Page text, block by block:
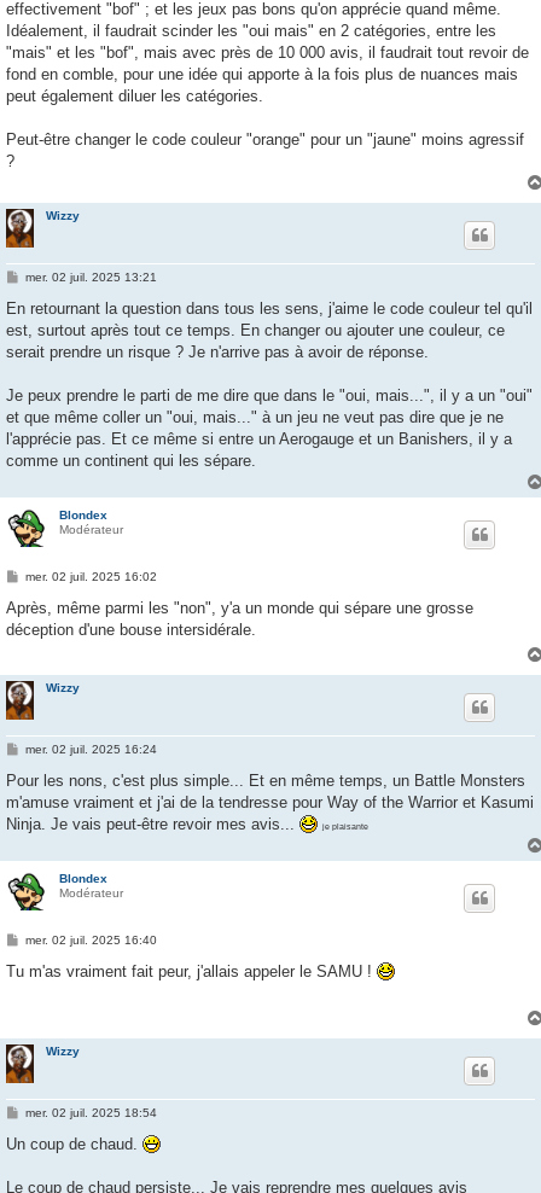
effectivement "bof" ; et les jeux pas bons qu'on apprécie quand même.
Idéalement, il faudrait scinder les "oui mais" en 2 catégories, entre les
"mais" et les "bof", mais avec près de 10 000 avis, il faudrait tout revoir de
fond en comble, pour une idée qui apporte à la fois plus de nuances mais
peut également diluer les catégories.
Peut-être changer le code couleur "orange" pour un "jaune" moins agressif
?
Wizzy
M
s
a
g
mer. 02 juil. 2025 13:21
En retournant la question dans tous les sens, j'aime le code couleur tel qu'il
est, surtout après tout ce temps. En changer ou ajouter une couleur, ce
serait prendre un risque ? Je n'arrive pas à avoir de réponse.
Je peux prendre le parti de me dire que dans le "oui, mais...", il y a un "oui"
et que même coller un "oui, mais..." à un jeu ne veut pas dire que je ne
l'apprécie pas. Et ce même si entre un Aerogauge et un Banishers, il y a
comme un continent qui les sépare.
Blondex
Modérateur
M
s
a
mer. 02 juil. 2025 16:02
Après, même parmi les "non", y'a un monde qui sépare une grosse
déception d'une bouse intersidérale.
Wizzy
M
s
a
g
mer. 02 juil. 2025 16:24
Pour les nons, c'est plus simple... Et en même temps, un Battle Monsters
m'amuse vraiment et j'ai de la tendresse pour Way of the Warrior et Kasumi
Ninja. Je vais peut-être revoir mes avis...
je plaisante
Blondex
Modérateur
M
s
mer. 02 juil. 2025 16:40
Tu m'as vraiment fait peur, j'allais appeler le SAMU !
Wizzy
M
s
g
mer. 02 juil. 2025 18:54
Un coup de chaud.
Le coup de chaud persiste... Je vais reprendre mes quelques avis